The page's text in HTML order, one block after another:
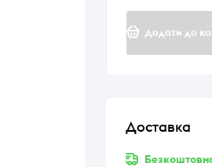
Додати до
Доставка